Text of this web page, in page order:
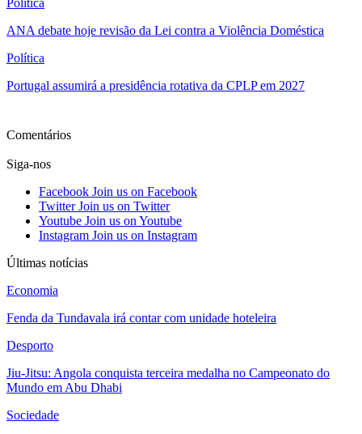
ANA debate hoje revisão da Lei contra a Violência Doméstica
Política
Portugal assumirá a presidência rotativa da CPLP em 2027
Comentários
Siga-nos
Facebook Join us on Facebook
Twitter Join us on Twitter
Youtube Join us on Youtube
Instagram Join us on Instagram
Últimas notícias
Economia
Fenda da Tundavala irá contar com unidade hoteleira
Desporto
Jiu-Jitsu: Angola conquista terceira medalha no Campeonato do
Mundo em Abu Dhabi
Sociedade